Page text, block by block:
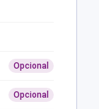
Opcional
Opcional